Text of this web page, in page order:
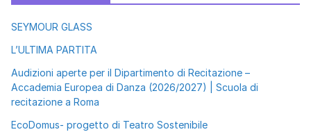
SEYMOUR GLASS
L’ULTIMA PARTITA
Audizioni aperte per il Dipartimento di Recitazione –
Accademia Europea di Danza (2026/2027) | Scuola di
recitazione a Roma
EcoDomus- progetto di Teatro Sostenibile